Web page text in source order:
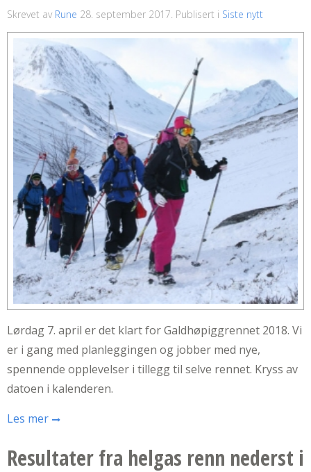
Skrevet av Rune 28. september 2017 . Publisert i Siste nytt
Lørdag 7. april er det klart for Galdhøpiggrennet 2018. Vi
er i gang med planleggingen og jobber med nye,
spennende opplevelser i tillegg til selve rennet. Kryss av
datoen i kalenderen.
Les mer
Resultater fra helgas renn nederst i